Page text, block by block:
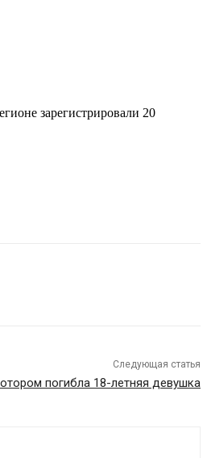
зарегистрировали 20
Следующая статья
погибла 18-летняя девушка